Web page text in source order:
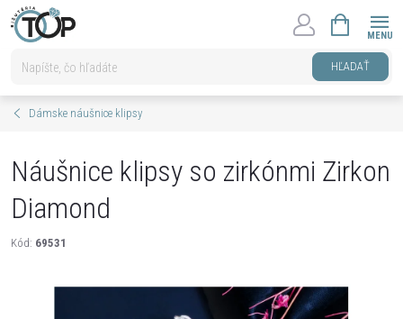
Prejsť
na
HĽADAŤ
KOŠÍK
Dámske náušnice klipsy
Náušnice klipsy so zirkónmi Zirkon
Diamond
Kód: 69531